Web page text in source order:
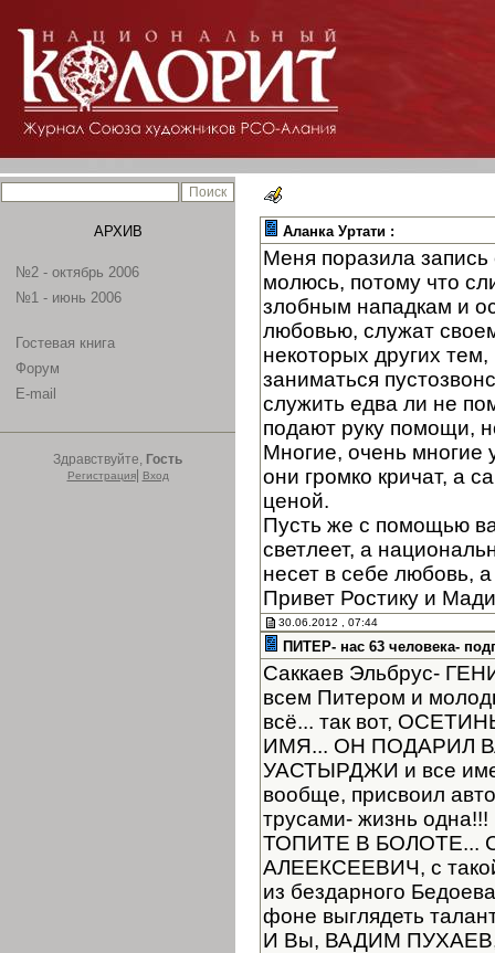
АРХИВ
№2 - октябрь 2006
№1 - июнь 2006
Гостевая книга
Форум
E-mail
Здравствуйте, Гость
Регистрация| Вход
Аланка Уртати :
Меня поразила
молюсь, потому что
злобным нападкам и
любовью, служат
некоторых других
заниматься
служить едва ли не
подают руку помощи,
Многие, очень многие
они громко кричат, а
ценой.
Пусть же с помощью
светлеет, а
несет в себе любовь,
Привет Ростику и
30.06.2012 , 07:44
ПИТЕР- нас 63 человека-
Саккаев Эльбрус-
всем Питером и
всё... так вот,
ИМЯ... ОН ПОДАРИЛ
УАСТЫРДЖИ и все
вообще, присвоил
трусами- жизнь
ТОПИТЕ В БОЛОТЕ...
АЛЕЕКСЕЕВИЧ, с такой
из бездарного
фоне выглядеть
И Вы, ВАДИМ ПУХАЕВ,